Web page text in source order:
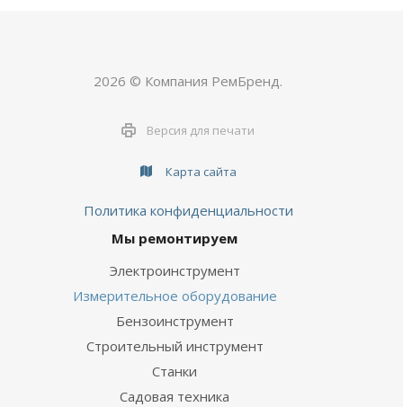
2026 © Компания РемБренд.
Версия для печати
Карта сайта
Политика конфиденциальности
Мы ремонтируем
Электроинструмент
Измерительное оборудование
Бензоинструмент
Строительный инструмент
Станки
Садовая техника